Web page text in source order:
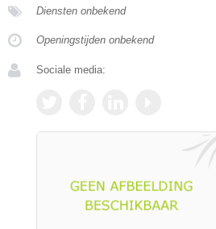
Diensten onbekend
Openingstijden onbekend
Sociale media: